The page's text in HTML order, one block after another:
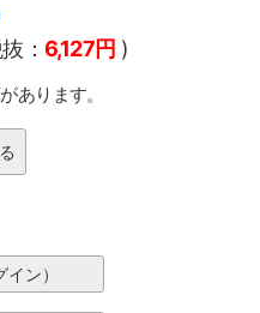
：6,127円 )
あります。